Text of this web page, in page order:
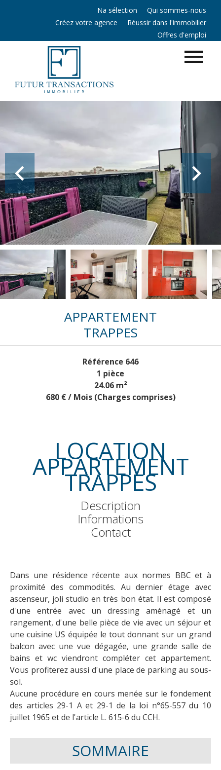
Na sélection
Qui sommes-nous
Créez votre agence
Réussir dans l'immobilier
Offres d'emploi
APPARTEMENT
TRAPPES
Référence 646
1 pièce
24.06m²
680 € / Mois (Charges comprises)
LOCATION
APPARTEMENT
TRAPPES
Description
Informations
Contact
Dans une résidence récente aux normes BBC et à
proximité des commodités. Au dernier étage avec
ascenseur, joli studio en très bon état. Il est composé
d'une entrée avec un dressing aménagé et un
rangement, d'une belle pièce de vie avec un séjour et
une cuisine US équipée le tout donnant sur un grand
balcon avec une vue dégagée, une grande salle de
bains et wc viendront compléter cet appartement.
Vous profiterez aussi d'une place de parking au sous-
sol.
Aucune procédure en cours menée sur le fondement
des articles 29-1 A et 29-1 de la loi n°65-557 du 10
juillet 1965 et de l'article L. 615-6 du CCH.
SOMMAIRE